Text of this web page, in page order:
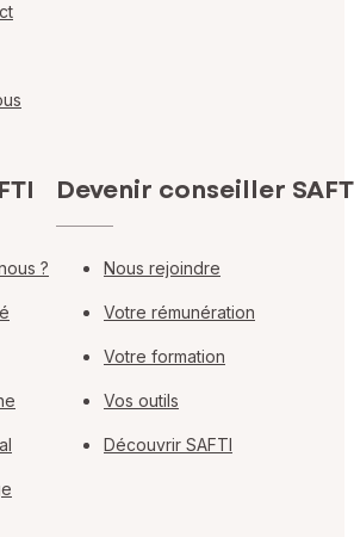
?
Devenir conseiller
Nous rejoindre
Votre rémunération
Votre formation
Vos outils
Découvrir SAFTI